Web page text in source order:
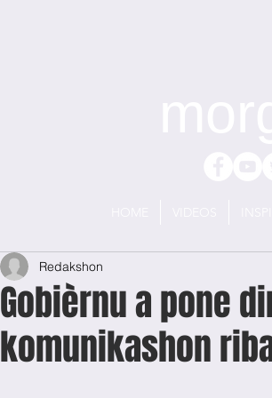
Gobièrnu a pone
komunikashon
Redakshon